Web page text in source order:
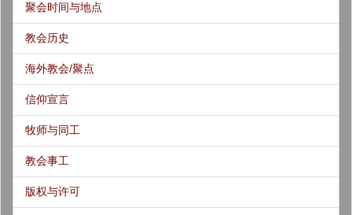
聚会时间与地点
教会历史
海外教会/聚点
信仰宣言
牧师与同工
教会事工
版权与许可